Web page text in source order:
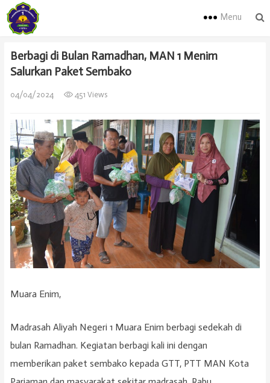
Menu
Berbagi di Bulan Ramadhan, MAN 1 Menim
Salurkan Paket Sembako
04/04/2024 451 Views
Muara Enim,
Madrasah Aliyah Negeri 1 Muara Enim berbagi sedekah di
bulan Ramadhan. Kegiatan berbagi kali ini dengan
memberikan paket sembako kepada GTT, PTT MAN Kota